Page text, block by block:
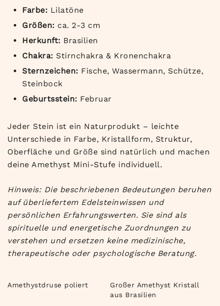
Farbe: Lilatöne
Größen: ca. 2-3 cm
Herkunft: Brasilien
Chakra: Stirnchakra & Kronenchakra
Sternzeichen: Fische, Wassermann, Schütze,
Steinbock
Geburtsstein: Februar
Jeder Stein ist ein Naturprodukt – leichte
Unterschiede in Farbe, Kristallform, Struktur,
Oberfläche und Größe sind natürlich und machen
deine Amethyst Mini-Stufe individuell.
Hinweis: Die beschriebenen Bedeutungen beruhen
auf überliefertem Edelsteinwissen und
persönlichen Erfahrungswerten. Sie sind als
spirituelle und energetische Zuordnungen zu
verstehen und ersetzen keine medizinische,
therapeutische oder psychologische Beratung.
Amethystdruse poliert
Großer Amethyst Kristall
aus Brasilien